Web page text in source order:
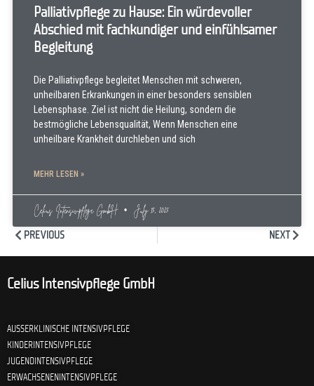
Palliativpflege zu Hause: Ein würdevoller
Abschied mit fachkundiger und einfühlsamer
Begleitung
Die Palliativpflege begleitet Menschen mit schweren,
unheilbaren Erkrankungen in einer besonders sensiblen
Lebensphase. Ziel ist nicht die Heilung, sondern die
bestmögliche Lebensqualität, Wenn Menschen eine
unheilbare Krankheit durchleben und sich
MEHR LESEN »
Celius Intensivpflege GmbH July 15, 2025
PREVIOUS NEXT
Celius Intensivpflege GmbH
AUSSERKLINISCHE INTENSIVPFLEGE
KINDERINTENSIVPFLEGE
JUGENDINTENSIVPFLEGE
ERWACHSENENINTENSIVPFLEGE